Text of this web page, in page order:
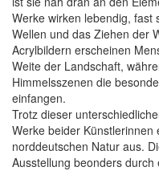
Werke wirken lebendig, fast
Wellen und das Ziehen der
Acrylbildern erscheinen
Weite der Landschaft,
Himmelsszenen die
einfangen.
Trotz dieser
Werke beider
norddeutschen Natur aus.
Ausstellung beonders